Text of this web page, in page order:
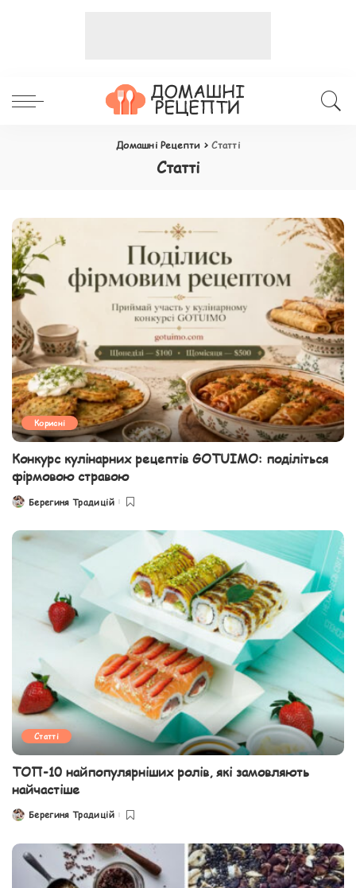
Домашні Рецепти >Статті
Статті
Корисні
Конкурс кулінарних рецептів GOTUIMO: поділіться
фірмовою стравою
PostedБерегиня Традицій
Статті
ТОП-10 найпопулярніших ролів, які замовляють
найчастіше
PostedБерегиня Традицій